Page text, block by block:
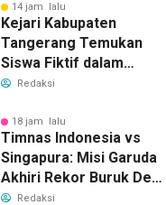
14 jam lalu
Kejari Kabupaten
Tangerang Temukan
Siswa Fiktif dalam
Penyidikan Dana BOP
Redaksi
18 jam lalu
Timnas Indonesia vs
Singapura: Misi Garuda
Akhiri Rekor Buruk Demi
Tiket Semifinal Piala AFF
Redaksi